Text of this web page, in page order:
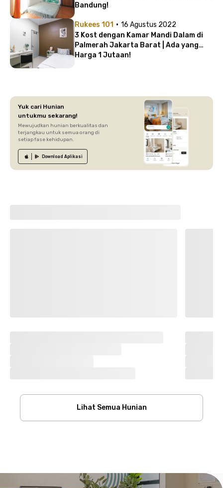
Bandung!
Rukees 101 · 16 Agustus 2022
3 Kost dengan Kamar Mandi Dalam di
Palmerah Jakarta Barat | Ada yang
Harga 1 Jutaan!
Yuk cari Hunian
untukmu sekarang!
Mewujudkan hunian berkualitas dan
terjangkau untuk semua orang di
setiap fase kehidupan.
Download Aplikasi
Lihat Semua Hunian